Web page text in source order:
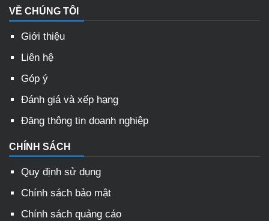
VỀ CHÚNG TÔI
Giới thiệu
Liên hệ
Góp ý
Đánh giá và xếp hạng
Đăng thông tin doanh nghiệp
CHÍNH SÁCH
Quy định sử dụng
Chính sách bảo mật
Chính sách quảng cáo